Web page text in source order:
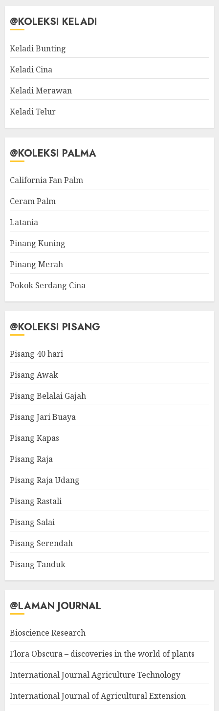
@KOLEKSI KELADI
Keladi Bunting
Keladi Cina
Keladi Merawan
Keladi Telur
@KOLEKSI PALMA
California Fan Palm
Ceram Palm
Latania
Pinang Kuning
Pinang Merah
Pokok Serdang Cina
@KOLEKSI PISANG
Pisang 40 hari
Pisang Awak
Pisang Belalai Gajah
Pisang Jari Buaya
Pisang Kapas
Pisang Raja
Pisang Raja Udang
Pisang Rastali
Pisang Salai
Pisang Serendah
Pisang Tanduk
@LAMAN JOURNAL
Bioscience Research
Flora Obscura – discoveries in the world of plants
International Journal Agriculture Technology
International Journal of Agricultural Extension